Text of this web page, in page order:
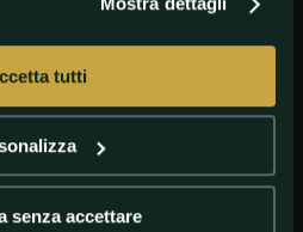
tutti
senza accettare
#LukeHumphries